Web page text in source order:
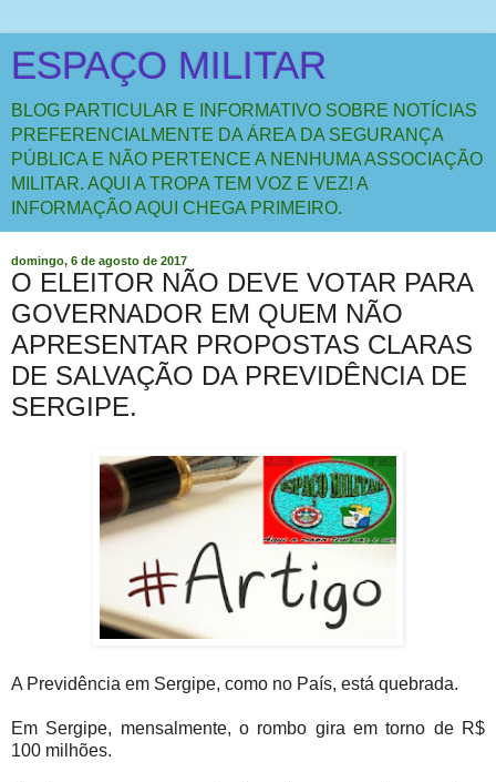
ESPAÇO MILITAR
BLOG PARTICULAR E INFORMATIVO SOBRE NOTÍCIAS
PREFERENCIALMENTE DA ÁREA DA SEGURANÇA
PÚBLICA E NÃO PERTENCE A NENHUMA ASSOCIAÇÃO
MILITAR. AQUI A TROPA TEM VOZ E VEZ! A
INFORMAÇÃO AQUI CHEGA PRIMEIRO.
domingo, 6 de agosto de 2017
O ELEITOR NÃO DEVE VOTAR PARA
GOVERNADOR EM QUEM NÃO
APRESENTAR PROPOSTAS CLARAS
DE SALVAÇÃO DA PREVIDÊNCIA DE
SERGIPE.
A Previdência em Sergipe, como no País, está quebrada.
Em Sergipe, mensalmente, o rombo gira em torno de R$
100 milhões.